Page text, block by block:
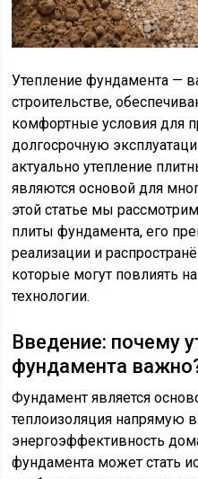
Утепление фундамента —
строительстве,
комфортные условия для
долгосрочную
актуально утепление
являются основой для
этой статье мы
плиты фундамента, его
реализации и
которые могут повлиять
технологии.
Введение: почему
фундамента
Фундамент является
теплоизоляция напрямую
энергоэффективность
фундамента может стать